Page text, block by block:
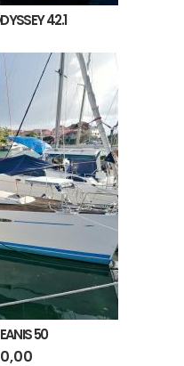
42.1
50